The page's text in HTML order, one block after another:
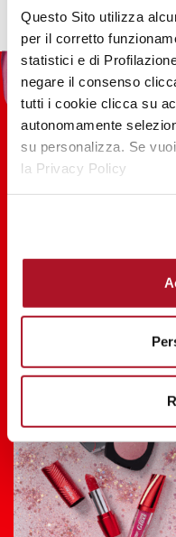
Questo Sito utilizza
per il corretto
statistici e di
negare il consenso
tutti i cookie clicca su
autonomamente
su personalizza. Se
la Privacy Policy
100 ANNI DI
SHARE THE